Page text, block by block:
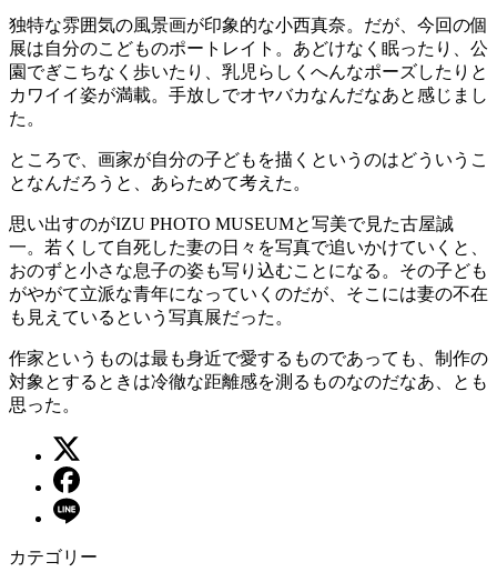
独特な雰囲気の風景画が印象的な小西真奈。だが、今回の個
展は自分のこどものポートレイト。あどけなく眠ったり、公
園でぎこちなく歩いたり、乳児らしくへんなポーズしたりと
カワイイ姿が満載。手放しでオヤバカなんだなあと感じまし
た。
ところで、画家が自分の子どもを描くというのはどういうこ
となんだろうと、あらためて考えた。
思い出すのがIZU PHOTO MUSEUMと写美で見た古屋誠
一。若くして自死した妻の日々を写真で追いかけていくと、
おのずと小さな息子の姿も写り込むことになる。その子ども
がやがて立派な青年になっていくのだが、そこには妻の不在
も見えているという写真展だった。
作家というものは最も身近で愛するものであっても、制作の
対象とするときは冷徹な距離感を測るものなのだなあ、とも
思った。
カテゴリー